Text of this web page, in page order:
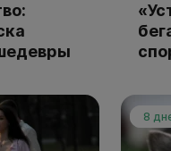
8